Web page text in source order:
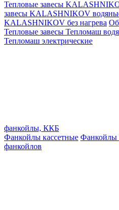
Тепловые завесы
завесы KALASHNIKOV
KALASHNIKOV без нагрева
Тепловые завесы Тепломаш
Тепломаш электрические
фанкойлы, ККБ
Фанкойлы кассетные Фанкойлы
фанкойлов